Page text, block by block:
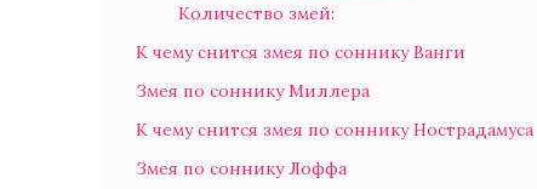
Количество змей:
К чему снится змея по соннику Ванги
Змея по соннику Миллера
К чему снится змея по соннику Нострадамуса
Змея по соннику Лоффа